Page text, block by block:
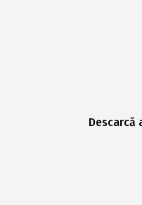
Descarcă